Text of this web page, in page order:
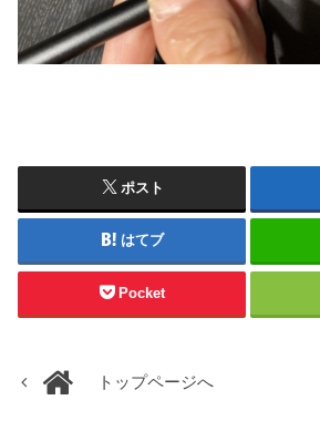
ポスト
はてブ
Pocket
トップページへ